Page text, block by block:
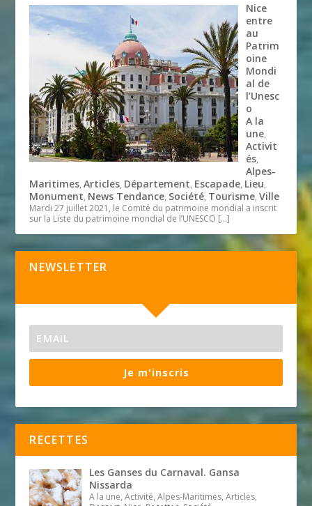
Nice
entre
au
Patrim
oine
Mondi
al de
l’Unesc
o
A la
une,
Activit
és,
Alpes-
Maritimes,Articles, Département, Escapade, Lieu,
Monument, News Tendance, Société, Tourisme,Ville
Mardi 27 juillet 2021, le Comité du patrimoine mondial a inscrit
sur la Liste du patrimoine mondial de l’UNESCO […]
NEWSLETTER
Je m'inscris
RECETTES
Les Ganses du Carnaval. Gansa
Nissarda
A la une, Activité, Alpes-Maritimes, Articles,